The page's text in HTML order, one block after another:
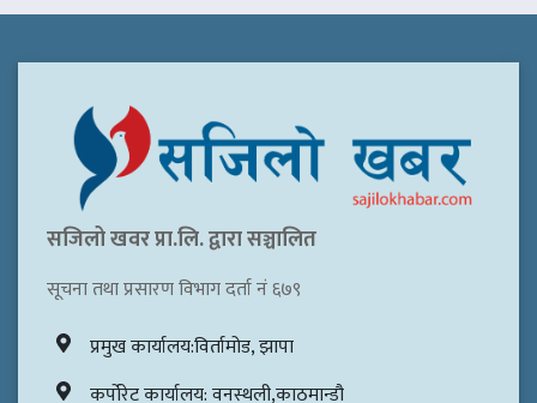
सजिलो खवर प्रा.लि. द्वारा सञ्चालित
सूचना तथा प्रसारण विभाग दर्ता नं ६७९
प्रमुख कार्यालय:विर्तामोड, झापा
कर्पोरेट कार्यालय: वनस्थली,काठमान्डौ